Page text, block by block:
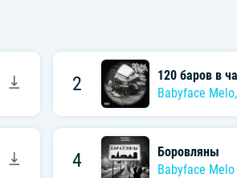
2
120 баров в
Babyface Melo,
4
Боровляны
Babyface Melo